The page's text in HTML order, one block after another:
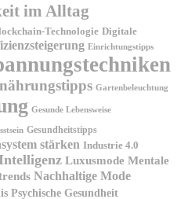
im Alltag
Technologie Digitale
Einrichtungstipps
Gartenbeleuchtung
Gesunde Lebensweise
Gesundheitstipps
stärken Industrie 4.0
Luxusmode Mentale
Nachhaltige Mode
Psychische Gesundheit